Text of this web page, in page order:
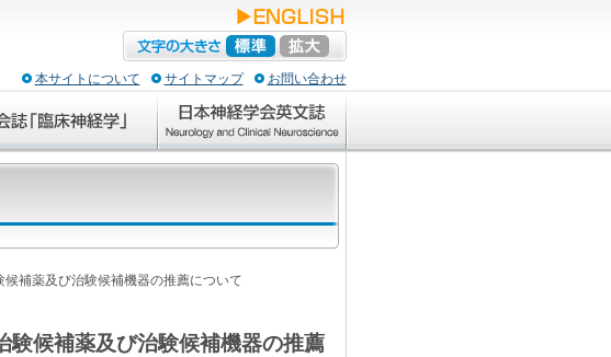
本サイトについて サイトマップ お問い合わせ
補薬及び治験候補機器の推薦について
験候補薬及び治験候補機器の推薦